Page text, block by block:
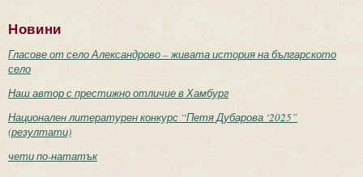
Новини
Гласове от село Александрово – живата история на българското
село
Наш автор с престижно отличие в Хамбург
Национален литературен конкурс “Петя Дубарова ‘2025”
(резултати)
чети по-нататък